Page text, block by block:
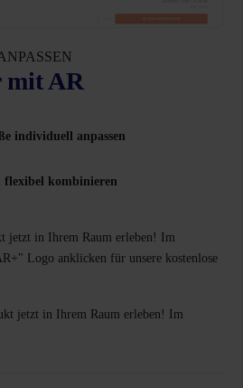
AR
individuell anpassen
kombinieren
jetzt in Ihrem Raum erleben! Im
Logo anklicken für unsere kostenlose